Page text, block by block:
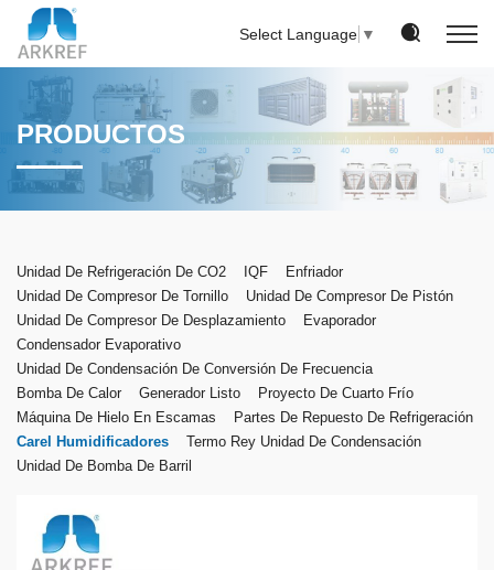
Select Language ▼
PRODUCTOS
Unidad De Refrigeración De CO2 IQF
Enfriador
Unidad De Compresor De Tornillo
Unidad De Compresor De Pistón
Unidad De Compresor De Desplazamiento
Evaporador
Condensador Evaporativo
Unidad De Condensación De Conversión De Frecuencia
Bomba De Calor
Generador Listo
Proyecto De Cuarto Frío
Máquina De Hielo En Escamas
Partes De Repuesto De Refrigeración
Carel Humidificadores
Termo Rey Unidad De Condensación
Unidad De Bomba De Barril